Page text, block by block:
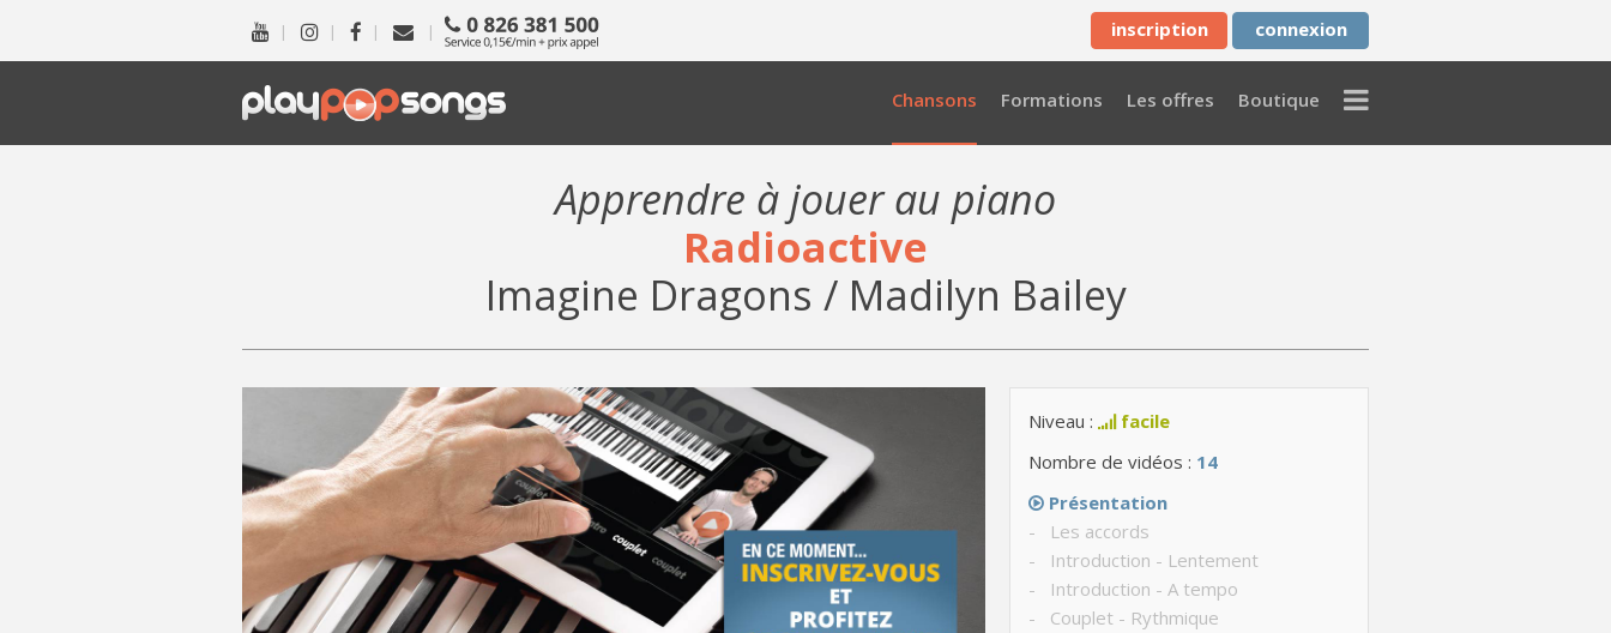
| | | | inscription connexion
Chansons Formations Les offres Boutique Menu
Apprendre à jouer au piano
Radioactive
Imagine Dragons / Madilyn Bailey
Niveau :
facile
Nombre de vidéos : 14
Présentation
- Les accords
- Introduction - Lentement
- Introduction - A tempo
- Couplet - Rythmique